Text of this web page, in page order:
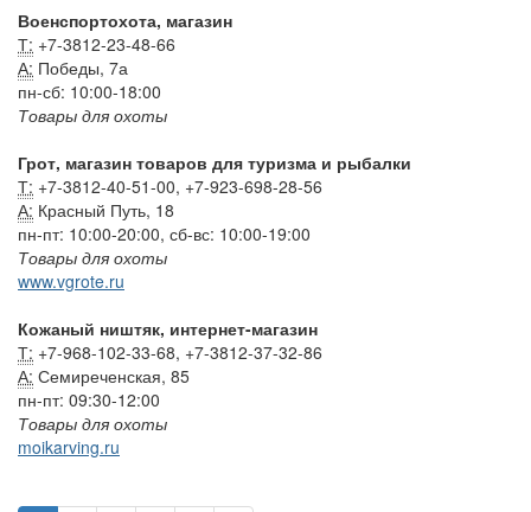
Военспортохота, магазин
Т: +7-3812-23-48-66
А: Победы, 7а
пн-сб: 10:00-18:00
Товары для охоты
Грот, магазин товаров для туризма и рыбалки
Т: +7-3812-40-51-00, +7-923-698-28-56
А: Красный Путь, 18
пн-пт: 10:00-20:00, сб-вс: 10:00-19:00
Товары для охоты
www.vgrote.ru
Кожаный ништяк, интернет-магазин
Т: +7-968-102-33-68, +7-3812-37-32-86
А: Семиреченская, 85
пн-пт: 09:30-12:00
Товары для охоты
moikarving.ru